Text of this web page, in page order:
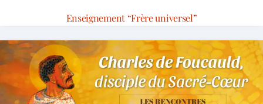
Enseignement “Frère universel”